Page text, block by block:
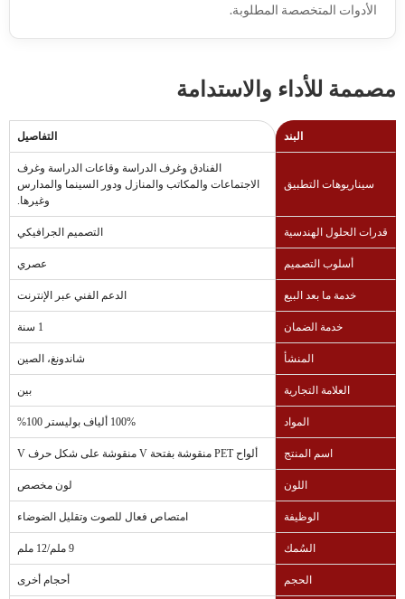
الأدوات المتخصصة المطلوبة.
مصممة للأداء والاستدامة
البند التفاصيل
سيناريوهات التطبيق
الفنادق وغرف الدراسة وقاعات الدراسة وغرف
الاجتماعات والمكاتب والمنازل ودور السينما والمدارس
وغيرها.
قدرات الحلول الهندسية التصميم الجرافيكي
أسلوب التصميم عصري
خدمة ما بعد البيع الدعم الفني عبر الإنترنت
خدمة الضمان 1 سنة
المنشأ شاندونغ، الصين
العلامة التجارية بين
المواد 100% ألياف بوليستر 100%
اسم المنتج ألواح PET منقوشة بفتحة V منقوشة على شكل حرف V
اللون لون مخصص
الوظيفة امتصاص فعال للصوت وتقليل الضوضاء
السُمك 9 ملم/12 ملم
الحجم أحجام أخرى